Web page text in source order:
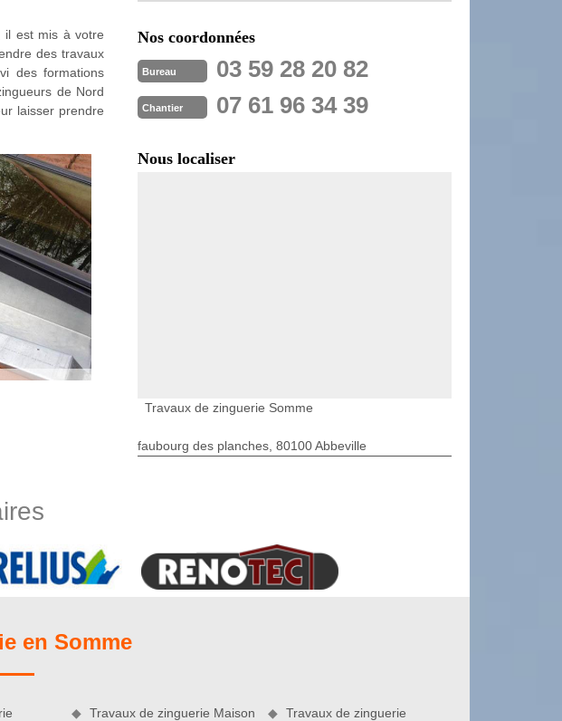
il est mis à votre
des travaux
des formations
de Nord
laisser prendre
de fournir
votre projet de
les noues, les
de la
des règles
Nos coordonnées
Bureau 03 59 28 20 82
Chantier 07 61 96 34 39
Nous localiser
Travaux de zinguerie Somme
faubourg des planches, 80100 Abbeville
en Somme
Travaux de zinguerie Maison
Travaux de zinguerie